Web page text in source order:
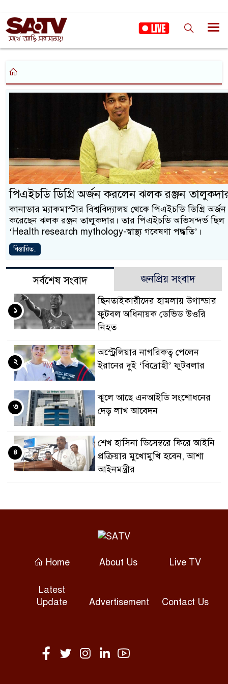
পিএইচডি ডিগ্রি অর্জন করলেন ঝলক রঞ্জন
কানাডার ম্যাকমাস্টার বিশ্ববিদ্যালয় থেকে পিএইচডি ডিগ্রি অর্জন
করেছেন ঝলক রঞ্জন তালুকদার। তার পিএইচডি অভিসন্দর্ভ ছিল
‘Health research mythology-স্বাস্থ্য গবেষণা পদ্ধতি’।
বিস্তারিত..
সর্বশেষ সংবাদ জনপ্রিয় সংবাদ
ছিনতাইকারীদের হামলায় উগান্ডার
ফুটবল অধিনায়ক ডেভিড উওরি
নিহত
১
অস্ট্রেলিয়ার নাগরিকত্ব পেলেন
ইরানের দুই ‘বিদ্রোহী’ ফুটবলার
২
ঝুলে আছে এনআইডি সংশোধনের
দেড় লাখ আবেদন
৩
শেখ হাসিনা ডিসেম্বরে ফিরে আইনি
প্রক্রিয়ার মুখোমুখি হবেন, আশা
আইনমন্ত্রীর
৪
মরদেহ উদ্ধার
ফেনীর সোনাগাজীতে সড়ক দুর্ঘটনায়
সরকারের: ডা. শফিকুর রহমান
Home About Us Live TV
Latest
Update
Advertisement Contact Us